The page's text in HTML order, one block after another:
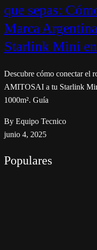
que sepas:
Marca
Starlink Mini
Descubre cómo conectar
AMITOSAI a tu Starlink
1000m². Guía
By Equipo Tecnico
junio 4, 2025
Populares